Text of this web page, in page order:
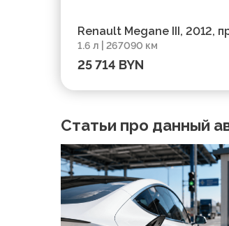
Renault Megane III, 2012,
267090 км
1.6 л | 267090 км
25 714 BYN
Статьи про данный